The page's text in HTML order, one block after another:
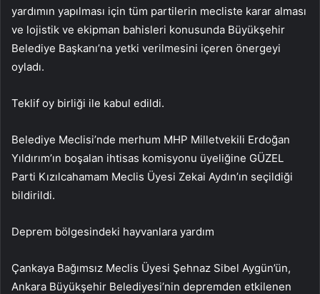
yardımın yapılması için tüm partilerin mecliste karar alması
ve lojistik ve ekipman bahisleri konusunda Büyükşehir
Belediye Başkanı’na yetki verilmesini içeren önergeyi
oyladı.
Teklif oy birliği ile kabul edildi.
Belediye Meclisi’nde merhum MHP Milletvekili Erdoğan
Yıldırım’ın boşalan ihtisas komisyonu üyeliğine GÜZEL
Parti Kızılcahamam Meclis Üyesi Zekai Aydın’ın seçildiği
bildirildi.
Deprem bölgesindeki hayvanlara yardım
Çankaya Bağımsız Meclis Üyesi Şehnaz Sibel Aygün’ün,
Ankara Büyükşehir Belediyesi’nin depremden etkilenen